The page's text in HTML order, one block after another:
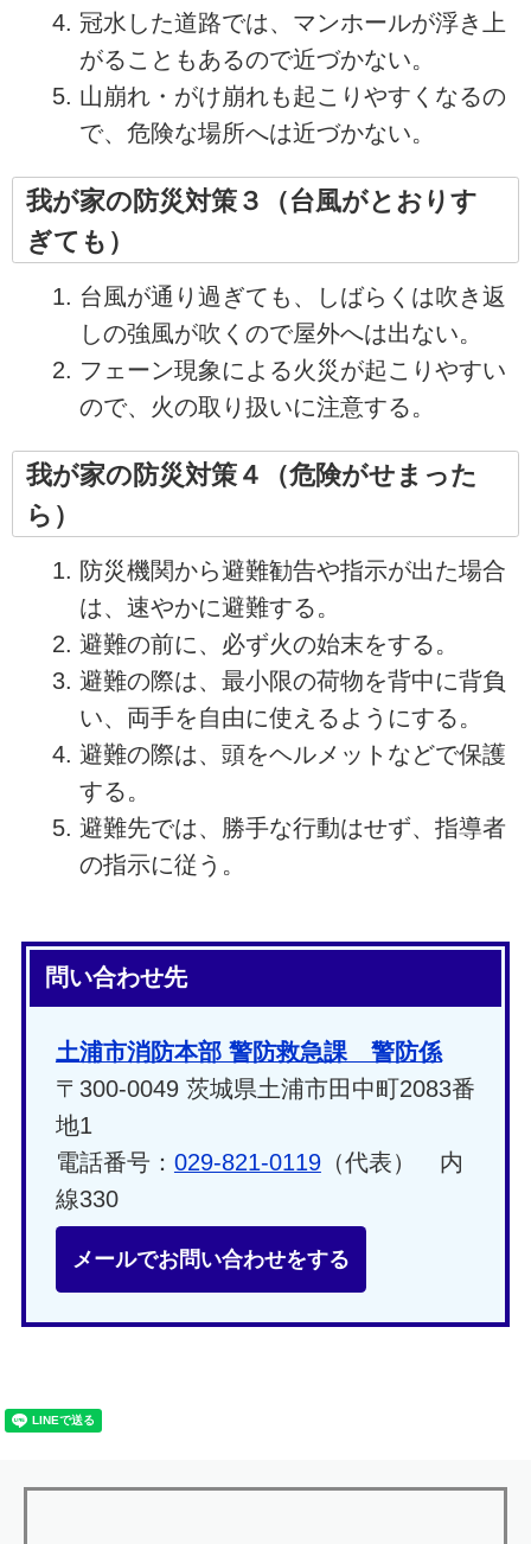
冠水した道路では、マンホールが浮き上
がることもあるので近づかない。
山崩れ・がけ崩れも起こりやすくなるの
で、危険な場所へは近づかない。
我が家の防災対策３（台風がとおりす
ぎても）
台風が通り過ぎても、しばらくは吹き返
しの強風が吹くので屋外へは出ない。
フェーン現象による火災が起こりやすい
ので、火の取り扱いに注意する。
我が家の防災対策４（危険がせまった
ら）
防災機関から避難勧告や指示が出た場合
は、速やかに避難する。
避難の前に、必ず火の始末をする。
避難の際は、最小限の荷物を背中に背負
い、両手を自由に使えるようにする。
避難の際は、頭をヘルメットなどで保護
する。
避難先では、勝手な行動はせず、指導者
の指示に従う。
問い合わせ先
土浦市消防本部 警防救急課 警防係
〒300-0049 茨城県土浦市田中町2083番
地1
電話番号： 029-821-0119（代表） 内
線330
メールでお問い合わせをする